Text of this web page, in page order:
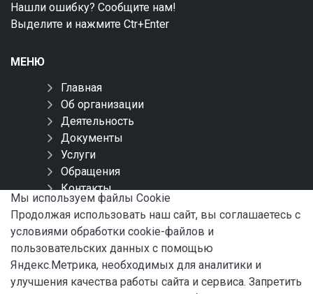
Нашли ошибку? Сообщите нам!
Выделите и нажмите Ctr+Enter
МЕНЮ
Главная
Об организации
Деятельность
Документы
Услуги
Обращения
Контакты
Карта сайта
СОЦИАЛЬНЫЕ СЕТИ
Мы используем файлы Сookie
Продолжая использовать наш сайт, вы соглашаетесь с
условиями обработки cookie-файлов и
пользовательских данных с помощью
Яндекс.Метрика, необходимых для аналитики и
улучшения качества работы сайта и сервиса. Запретить